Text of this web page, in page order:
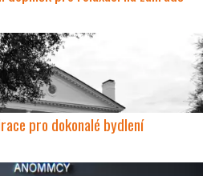
pro dokonalé bydlení